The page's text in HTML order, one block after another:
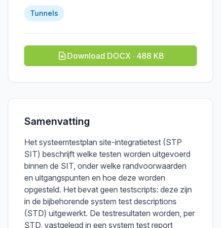
Tunnels
Download DOCX · 488 KB
Samenvatting
Het systeemtestplan site-integratietest (STP
SIT) beschrijft welke testen worden uitgevoerd
binnen de SIT, onder welke randvoorwaarden
en uitgangspunten en hoe deze worden
opgesteld. Het bevat geen testscripts: deze zijn
in de bijbehorende system test descriptions
(STD) uitgewerkt. De testresultaten worden, per
STD, vastgelegd in een system test report